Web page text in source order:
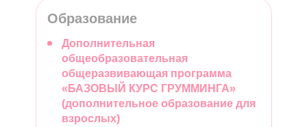
Образование
Дополнительная
общеобразовательная
общеразвивающая программа
«БАЗОВЫЙ КУРС ГРУММИНГА»
(дополнительное образование для
взрослых)